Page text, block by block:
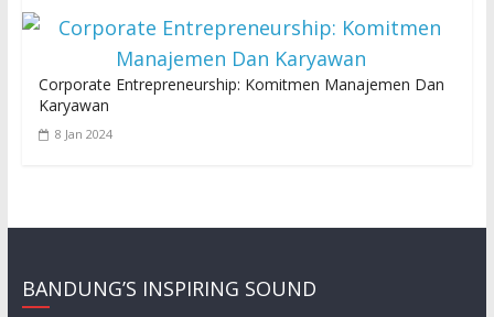
Corporate Entrepreneurship: Komitmen Manajemen Dan
Karyawan
8 Jan 2024
BANDUNG’S INSPIRING SOUND